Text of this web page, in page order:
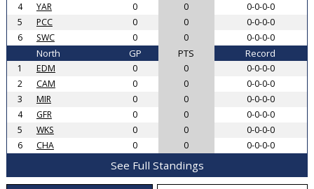
4
YAR 0 0
0-0-0-0
5
PCC 0 0
0-0-0-0
6
SWC 0 0 0-0-0-0
North GP PTS Record
1 EDM 0 0
0-0-0-0
2
CAM 0 0
0-0-0-0
3
MIR 0 0
0-0-0-0
4
GFR 0 0
0-0-0-0
5
WKS 0 0
0-0-0-0
6
CHA 0 0 0-0-0-0
See Full Standings